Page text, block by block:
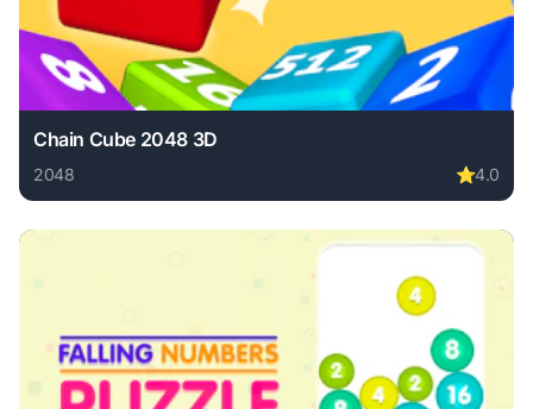
Chain Cube 2048 3D
2048 ⭐4.0
Play Chain Cube 2048 3D online free. 2048 game, no